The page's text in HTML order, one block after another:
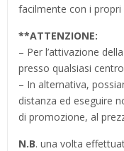
facilmente con i
**ATTENZIONE:
– Per l’attivazione
presso qualsiasi
– In alternativa,
distanza ed eseguire
di promozione, al
N.B. una volta